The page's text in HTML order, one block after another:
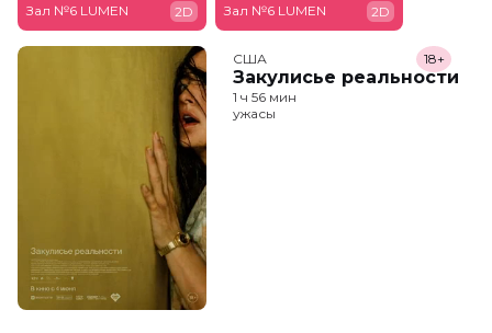
Зал №6 LUMEN
2D
Зал №6 LUMEN
2D
США
Закулисье реальности
18+
1 ч 56 мин
ужасы